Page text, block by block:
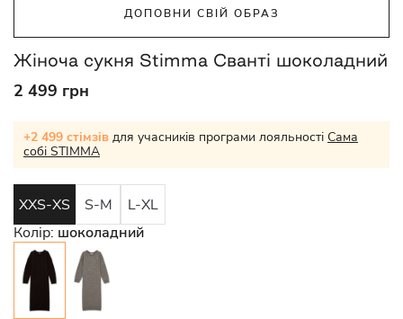
ДОПОВНИ СВІЙ ОБРАЗ
Жіноча сукня Stimma Сванті шоколадний
2 499 грн
+2 499 стімзів для учасників програми лояльності Сама
собі STIMMA
XXS-XS S-M
L-XL
Колір: шоколадний